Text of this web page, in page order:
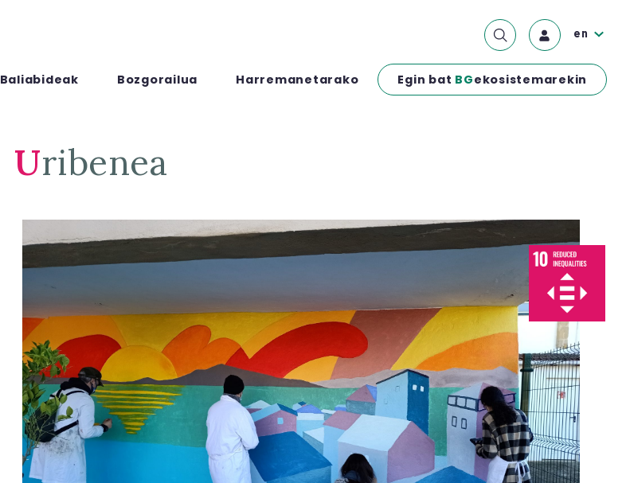
Baliabideak Bozgorailua Harremanetarako Egin bat BGekosistemarekin
en
Uribenea